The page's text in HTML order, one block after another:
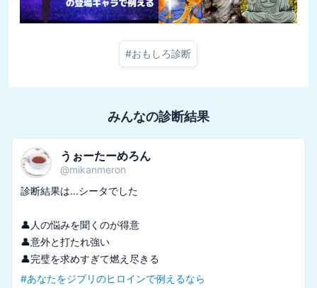
#おもしろ診断
みんなの診断結果
うぉーたーめろん
@mikanmeron
診断結果は...シータでした
👤人の悩みを聞くのが得意
👤意外と打たれ強い
#あなたをジブリのヒロインで例えるなら